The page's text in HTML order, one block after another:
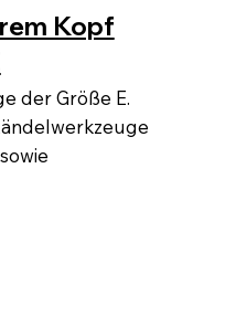
Kopf
der Größe E.